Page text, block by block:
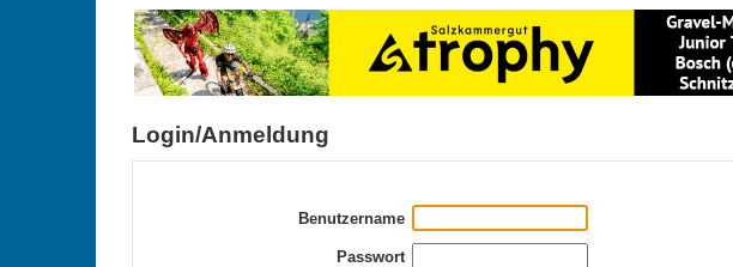
Login/Anmeldung
Benutzername
Passwort